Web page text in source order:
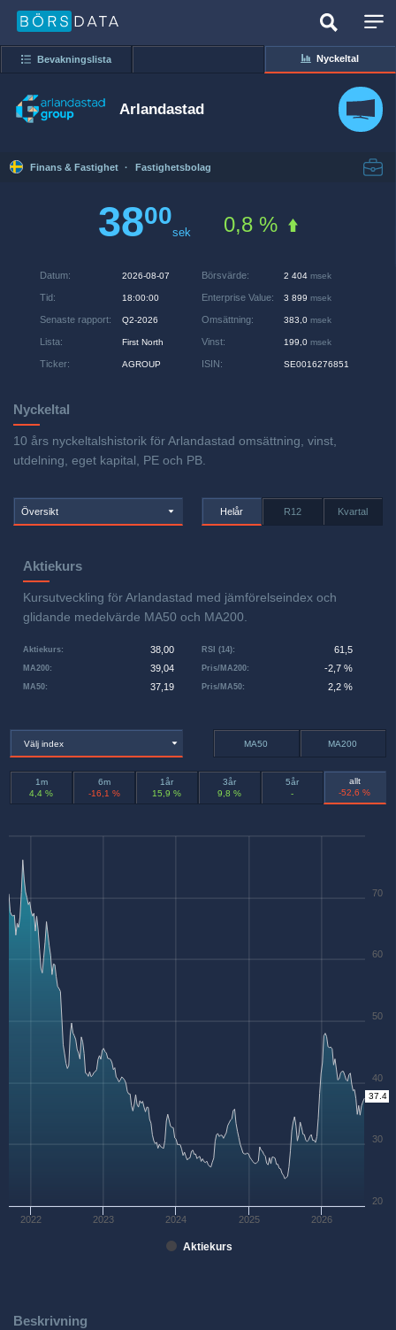
Bevakningslista Nyckeltal
Arlandastad
Finans & Fastighet · Fastighetsbolag
3800
sek 0,8 %
Datum: 2026-08-07
Tid: 18:00:00
Senaste rapport: Q2-2026
Lista: First North
Ticker: AGROUP
Börsvärde: 2 404 msek
Enterprise Value: 3 899 msek
Omsättning: 383,0 msek
Vinst: 199,0 msek
ISIN: SE0016276851
Nyckeltal
10 års nyckeltalshistorik för Arlandastad omsättning, vinst,
utdelning, eget kapital, PE och PB.
Översikt Helår R12 Kvartal
Aktiekurs
Kursutveckling för Arlandastad med jämförelseindex och
glidande medelvärde MA50 och MA200.
Aktiekurs: 38,00
MA50: 37,19
MA200: 39,04 Pris/MA200: -2,7 %
RSI (14): 61,5
Pris/MA50: 2,2 %
Välj index MA50 MA200
1m
4,4 %
6m
-16,1 %
1år
15,9 %
3år
9,8 %
5år
-
allt
-52,6 %
Aktiekurs
2022 2023 2024 2025 2026
20
30
40
50
60
70
37.4
Beskrivning